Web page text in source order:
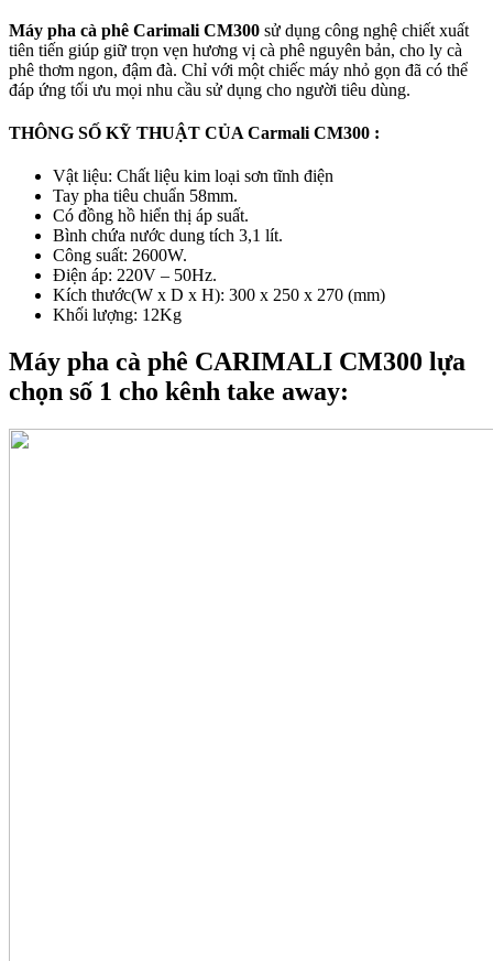
Máy pha cà phê Carimali CM300 sử dụng công nghệ chiết xuất
tiên tiến giúp giữ trọn vẹn hương vị cà phê nguyên bản, cho ly cà
phê thơm ngon, đậm đà. Chỉ với một chiếc máy nhỏ gọn đã có thể
đáp ứng tối ưu mọi nhu cầu sử dụng cho người tiêu dùng.
THÔNG SỐ KỸ THUẬT CỦA Carmali CM300 :
Vật liệu: Chất liệu kim loại sơn tĩnh điện
Tay pha tiêu chuẩn 58mm.
Có đồng hồ hiển thị áp suất.
Bình chứa nước dung tích 3,1 lít.
Công suất: 2600W.
Điện áp: 220V – 50Hz.
Kích thước(W x D x H): 300 x 250 x 270 (mm)
Khối lượng: 12Kg
Máy pha cà phê CARIMALI CM300 lựa
chọn số 1 cho kênh take away: